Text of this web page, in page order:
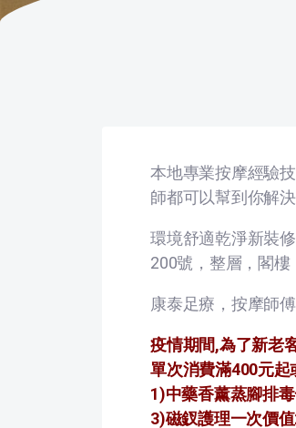
本地專業按摩經驗
師都可以幫到你解
環境舒適乾淨新裝
200號，整層，閣樓
康泰足療，按摩師
疫情期間,為了新老
單次消費滿400元起
1)中藥香薰蒸腳排
3)磁釵護理一次價